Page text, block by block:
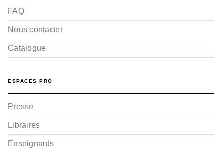
FAQ
Nous contacter
Catalogue
ESPACES PRO
Presse
Libraires
Enseignants